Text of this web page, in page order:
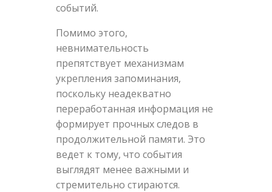
событий.
Помимо этого,
невнимательность
препятствует механизмам
укрепления запоминания,
поскольку неадекватно
переработанная информация не
формирует прочных следов в
продолжительной памяти. Это
ведет к тому, что события
выглядят менее важными и
стремительно стираются.